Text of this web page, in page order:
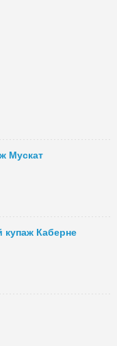
Мускат
купаж Каберне